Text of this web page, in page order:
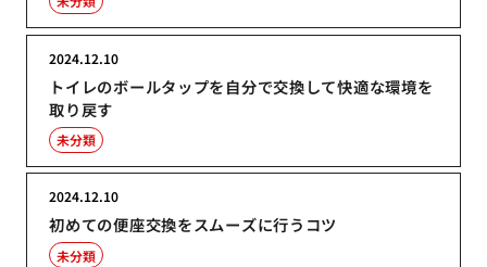
トイレのボールタップを自分で交換して快適な環境を
取り戻す
2024.12.10
未分類
初めての便座交換をスムーズに行うコツ
2024.12.10
未分類